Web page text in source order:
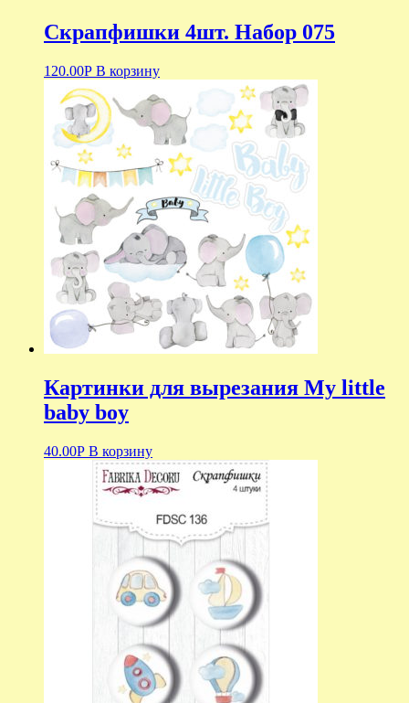
Скрапфишки 4шт. Набор 075
120.00Р В корзину
Картинки для вырезания My little
baby boy
40.00Р В корзину